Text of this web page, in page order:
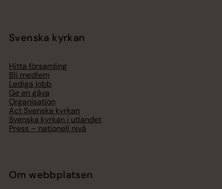
Svenska kyrkan
Hitta församling
Bli medlem
Lediga jobb
Ge en gåva
Organisation
Act Svenska kyrkan
Svenska kyrkan i utlandet
Press – nationell nivå
Om webbplatsen